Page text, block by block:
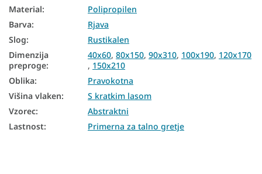
Preproge 180x250
Preproge 250x350
Material:
Polipropilen
Barva:
Rjava
Slog:
Rustikalen
Dimenzija
preproge:
40x60, 80x150, 90x310, 100x190, 120x170
, 150x210
Oblika:
Pravokotna
Višina vlaken:
S kratkim lasom
Vzorec:
Abstraktni
Lastnost: Primerna za talno gretje